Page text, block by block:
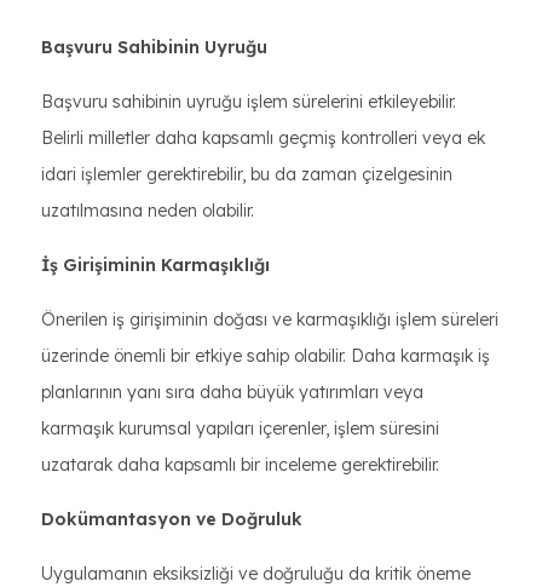
Başvuru Sahibinin Uyruğu
Başvuru sahibinin uyruğu işlem sürelerini etkileyebilir.
Belirli milletler daha kapsamlı geçmiş kontrolleri veya ek
idari işlemler gerektirebilir, bu da zaman çizelgesinin
uzatılmasına neden olabilir.
İş Girişiminin Karmaşıklığı
Önerilen iş girişiminin doğası ve karmaşıklığı işlem süreleri
üzerinde önemli bir etkiye sahip olabilir. Daha karmaşık iş
planlarının yanı sıra daha büyük yatırımları veya
karmaşık kurumsal yapıları içerenler, işlem süresini
uzatarak daha kapsamlı bir inceleme gerektirebilir.
Dokümantasyon ve Doğruluk
Uygulamanın eksiksizliği ve doğruluğu da kritik öneme